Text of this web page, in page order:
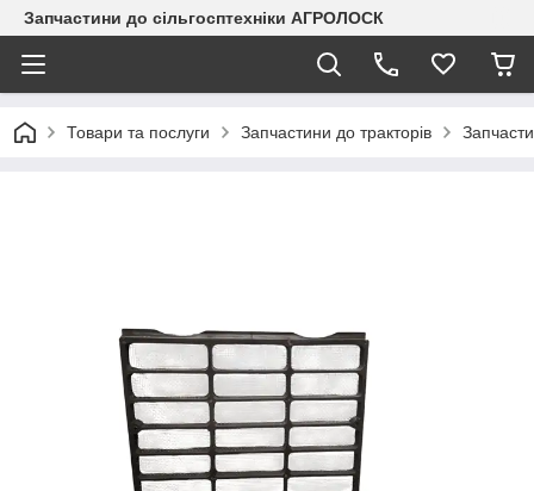
Запчастини до сільгосптехніки АГРОЛОСК
Товари та послуги Запчастини до тракторів